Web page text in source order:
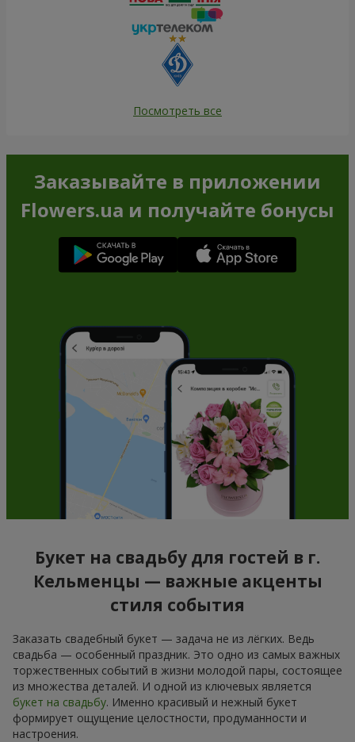
Посмотреть все
Заказывайте в приложении
Flowers.ua и получайте бонусы
Букет на свадьбу для гостей в г.
Кельменцы — важные акценты
стиля события
Заказать свадебный букет — задача не из лёгких. Ведь
свадьба — особенный праздник. Это одно из самых важных
торжественных событий в жизни молодой пары, состоящее
из множества деталей. И одной из ключевых является
букет на свадьбу. Именно красивый и нежный букет
формирует ощущение целостности, продуманности и
настроения.